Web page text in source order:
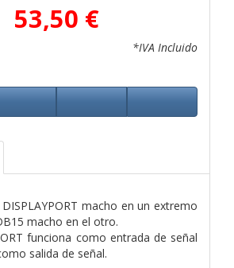
53,50 €
*IVA Incluido
macho en un extremo
macho en el otro.
funciona como entrada de señal
salida de señal.